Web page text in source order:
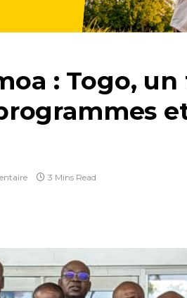
: Togo,
3 Mins Read